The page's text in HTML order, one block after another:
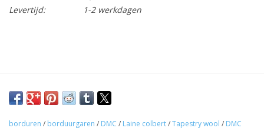
Levertijd:
1-2 werkdagen
borduren / borduurgaren / DMC / Laine colbert/Tapestry wool / DMC